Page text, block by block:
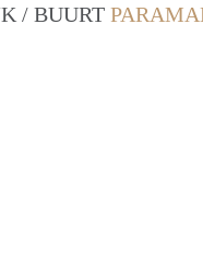
/ BUURT